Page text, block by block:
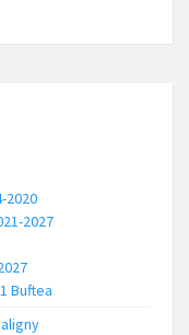
2020
2027
Buftea